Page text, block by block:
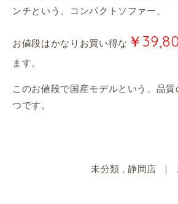
ンチという、コンパクトソファー、
お値段はかなりお買い得な ￥
ます。
このお値段で国産モデルという、品
つです。
未分類 静岡店 |